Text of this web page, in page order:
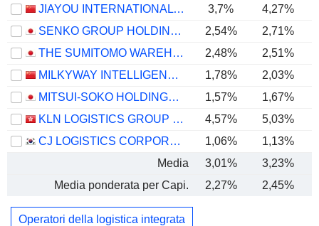
JIAYOU INTERNATIONAL LOGISTICS CO.,LTD
3,7% 4,27%
SENKO GROUP HOLDINGS CO., LTD.
2,54%
2,71%
THE SUMITOMO WAREHOUSE CO., LTD.
2,48% 2,51%
MILKYWAY INTELLIGENT SUPPLY CHAIN SERVICE GROUPCO., LTD.
1,78% 2,03%
MITSUI-SOKO HOLDINGS CO., LTD.
1,57% 1,67%
KLN LOGISTICS GROUP LIMITED
4,57%
5,03%
CJ LOGISTICS CORPORATION
1,06%
1,13%
Media
3,01% 3,23%
Media ponderata per Capi.
2,27% 2,45%
Operatori della logistica integrata